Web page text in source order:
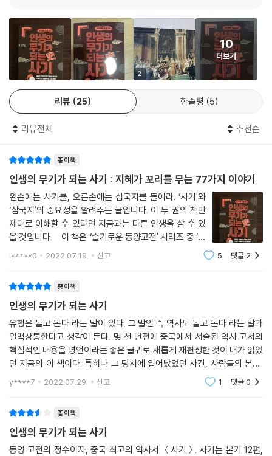
지나간 일을 잊지 말고 훗날의 스승으로 삼자
7. 배수진을 치고 죽음을 담보하고 싸우다
힘찬 활에서 쏘아진 화살도 끝에는 힘이 약해진다
배수진을 치고 죽음을 담보하고 싸우다
땅에 선을 그리고 감옥으로 삼다
항장이 칼춤을 추는데 뜻은 패공에게 있다
많은 사람의 말은 쇠와 돌도 녹이고 비방하는 말이 많아지면 굳은 뼈도 녹
인다
터럭만큼만 틀려도 천 리 차이가 난다
천하를 내 집으로 삼는다
대등한 관계에서 서로 맞서다
이익을 함께 나누다
리는 고전의 맛을 음미할 수 있다. 이 정수가 바로 명언으로 짧은 구절에 지
나지 않지만 작품의 지혜를 함축적으로 보여 준다. 명언은 작가의 주제 의
식을 보여 주고 사고의 폭을 넓혀 준다. 또한 새로운 해석을 가능하게 함으
로써 그 구절이 포함된 텍스트를 뛰어넘기도 한다. 이런 의미에서 『사기』
의 내용 중 엄선해서 뽑은 명언들을 독자에게 헌정한다. 독자는 명언을 통
해 짧은 시간에 중국 역사의 중심과 철학을 엿볼 수 있다. 또한 생활 속에서
쉽게 만나 익숙한 명언부터 좀처럼 듣지 못했던 명언까지 그 유래와 배경
고전에 대한 관심이 커지는 이유는 ‘사람’에 대한 관심이 커진다는 뜻으로
해석할 수 있다. 보다 빠른 발전, 가능한 많은 이익 창출, 남들보다 더 큰 성
공 등 자본주의가 주는 과제들을 해치우다 보니 ‘인간성’을 잃어버렸음을
자각하기 시작한 것이다. 이에 고전은 지난 시대 사람들의 삶과 철학을 여
실히 보여줌으로써 현대인들에게 새로운 가르침과 나아갈 길을 제시한다.
중심에 인간을 두고자 한 안목으로 썼다는 데 있다. 역사서의 기본에 충실
한 사마천의 책임감도 훌륭하지만 고대를 살았던 인물들을 생생하게 재현
함으로써 그들의 삶을 통해 얻는 가르침이 크다. 사마천은 사건 중심으로
역사를 기록하지 않고 인물 중심으로 역사를 기록했다. 그렇기 때문에 『사
기』의 역사는 인간 중심으로 흐른다. 천하의 제왕 자리를 걸고 싸운 유방과
항우의 치열한 삶 속에서 인간의 욕망과 비극 그리고 한 나라의 건국 과정
을 그린 것처럼 『사기』에는 인물들이 만들어 내는 역사가 생생하게 살아
역사를 함께 호흡할 수 있다.
중국 최고의 역사서를 명언으로 만나다
2
10
더보기
리뷰 25 한줄평 5
리뷰전체 추천순
종이책
인생의 무기가 되는 사기 : 지혜가 꼬리를 무는 77가지 이야기
왼손에는 사기를, 오른손에는 삼국지를 들어라. ‘사기'와
‘삼국지'의 중요성을 알려주는 글입니다. 이 두 권의 책만
제대로 이해할 수 있다면 지금과는 다른 인생을 살 수 있
을 것입니다. 이 책은 ‘슬기로운 동양고전' 시리즈 중 ‘사
기'를 담고 있습니다. 원전을 보는 것이 가장 좋겠지만, 읽
l*****0 2022.07.19. 신고 5 댓글 2
종이책
인생의 무기가 되는 사기
유행은 돌고 돈다 라는 말이 있다. 그 말인 즉 역사도 돌고 돈다 라는 말과
일맥상통한다고 생각이 든다. 몇 천 년전에 중국에서 서술된 역사 고서의
핵심적인 내용을 명언이라는 좋은 글귀로 새롭게 재편성한 것이 내가 읽었
던 지금의 이 책이다. 특히나 그 당시에 일어났었던 사건, 사람들의 본성,
인성이 모두 담긴 책이라서 지금 시대에 맞지 않을 것이라 생각이 들었지
만 역
y****7 2022.07.29. 신고 1 댓글0
종이책
인생의 무기가 되는 사기
동양 고전의 정수이자, 중국 최고의 역사서 ＜사기＞. 사기는 본기 12편,